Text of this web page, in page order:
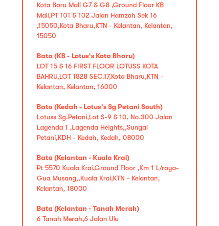
Kota Baru Mall G7 & G8 ,Ground Floor KB
Mall,PT 101 & 102 Jalan Hamzah Sek 16
,15050,Kota Bharu,KTN - Kelantan, Kelantan,
15050
Bata (KB - Lotus's Kota Bharu)
LOT 15 & 16 FIRST FLOOR LOTUSS KOTA
BAHRU,LOT 1828 SEC.17,Kota Bharu,KTN -
Kelantan, Kelantan, 16000
Bata (Kedah - Lotus's Sg Petani South)
Lotuss Sg.Petani,Lot S-9 & 10, No.300 Jalan
Lagenda 1 ,Lagenda Heights,,Sungai
Petani,KDH - Kedah, Kedah, 08000
Bata (Kelantan - Kuala Krai)
Pt 5570 Kuala Krai,Ground Floor ,Km 1 L/raya-
Gua Musang,,Kuala Krai,KTN - Kelantan,
Kelantan, 18000
Bata (Kelantan - Tanah Merah)
6 Tanah Merah,6 Jalan Ulu